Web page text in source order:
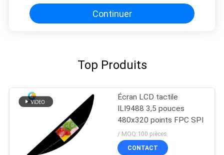
Continuer
Top Produits
Écran LCD tactile
ILI9488 3,5 pouces
480x320 points FPC SPI
/ MOQ:100 pièces
CONTACT